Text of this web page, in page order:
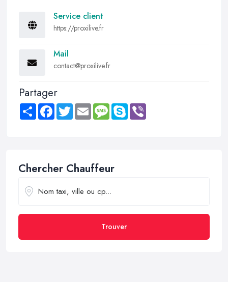
Service client
https://proxilive.fr
Mail
contact@proxilive.fr
Partager
Share FacebookTwitter Email MessageSkype
Chercher Chauffeur
Trouver